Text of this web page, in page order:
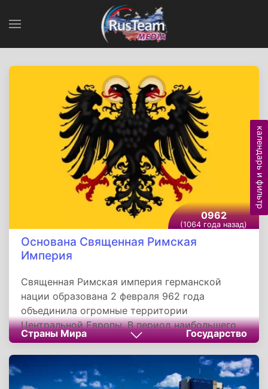
0962
(1064 года назад)
Основана Священная Римская
Империя
Священная Римская империя германской
нации образована 2 февраля 962 года
объединила огромные территории
Центральной Европы. В период наибольшего
расцвета в Империю входили: Германия,
являвшаяся ее центром, северная и средняя
Италия, королевство Бургундия, Швейцария,
Нидерланды, Бельгия, Чехия, Силезия, Эльзас
Страны Мира Государство
календарь и фильтр